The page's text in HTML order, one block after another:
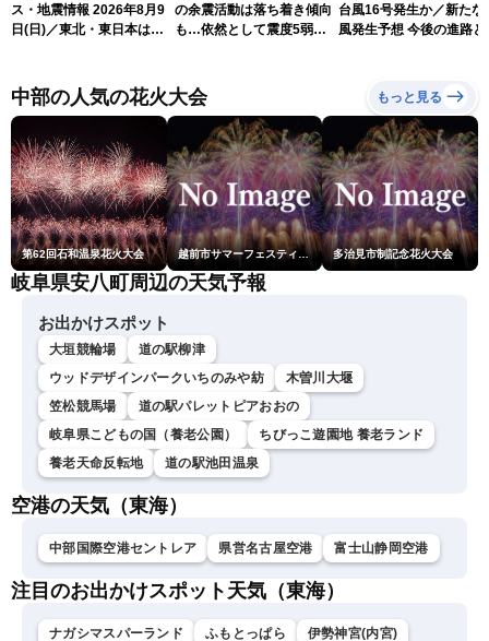
ス・地震情報 2026年8月9
日(日)／東北・東日本は急
ム・青原桃香／山口剛央〉
の余震活動は落ち着き傾向
も…依然として震度5弱警
台風16号発生か／新たな
風発生予想 今後の進路と
中部の人気の花火大会 もっと見る
第62回石和温泉花火大会 越前市サマーフェスティバル花火大会 多治見市制記念花火大会
岐阜県安八町周辺の天気予報
お出かけスポット
大垣競輪場
道の駅柳津
ウッドデザインパークいちのみや紡
木曽川大堰
笠松競馬場
道の駅パレットピアおおの
岐阜県こどもの国（養老公園）
ちびっこ遊園地 養老ランド
養老天命反転地
道の駅池田温泉
空港の天気（東海）
中部国際空港セントレア 県営名古屋空港 富士山静岡空港
注目のお出かけスポット天気（東海）
ナガシマスパーランド ふもとっぱら 伊勢神宮(内宮)